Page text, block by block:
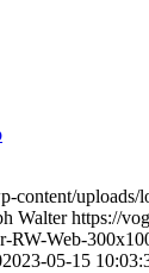
content/uploads/
Walter https://
RW-Web-
2023-05-15